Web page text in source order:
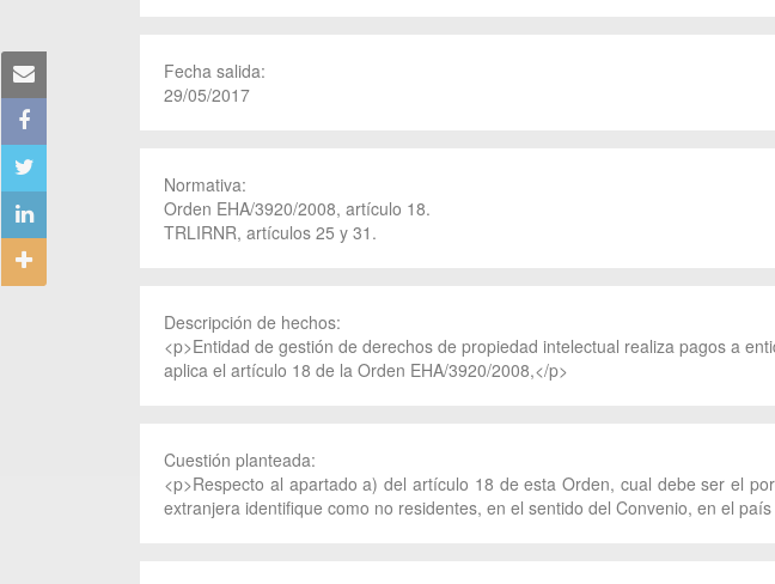
Fecha salida:
29/05/2017
Normativa:
Orden EHA/3920/2008, artículo 18.
TRLIRNR, artículos 25 y 31.
Descripción de hechos:
<p>Entidad de gestión de derechos de propiedad intelectual realiza pagos a
aplica el artículo 18 de la Orden EHA/3920/2008,</p>
Cuestión planteada:
<p>Respecto al apartado a) del artículo 18 de esta Orden, cual debe ser el
extranjera identifique como no residentes, en el sentido del Convenio, en el